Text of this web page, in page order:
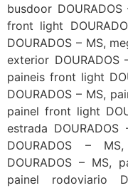
busdoor
front light
DOURADOS – MS,
exterior DOURADOS
paineis front light
DOURADOS – MS,
painel front light
estrada
DOURADOS –
DOURADOS – MS,
painel rodoviario